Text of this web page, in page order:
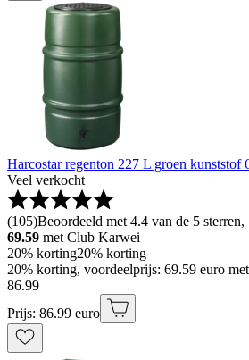
Harcostar regenton 227 L groen kunststof
Veel verkocht
(105)Beoordeeld met 4.4 van de 5
69.59 met Club Karwei
20% korting20% korting
20% korting, voordeelprijs: 69.59 euro
86.99
Prijs: 86.99 euro